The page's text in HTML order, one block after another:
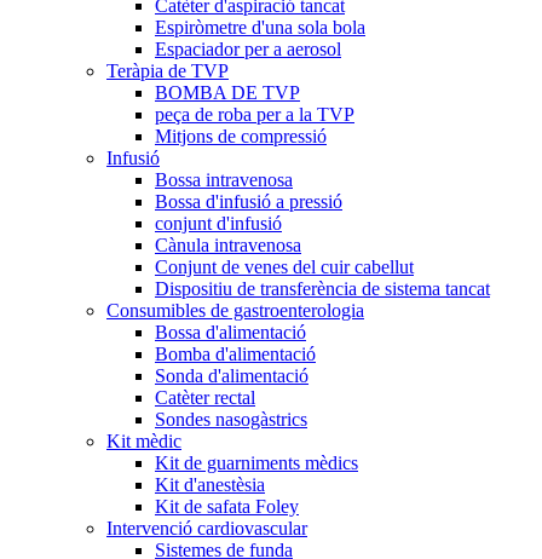
Catèter d'aspiració tancat
Espiròmetre d'una sola bola
Espaciador per a aerosol
Teràpia de TVP
BOMBA DE TVP
peça de roba per a la TVP
Mitjons de compressió
Infusió
Bossa intravenosa
Bossa d'infusió a pressió
conjunt d'infusió
Cànula intravenosa
Conjunt de venes del cuir cabellut
Dispositiu de transferència de sistema tancat
Consumibles de gastroenterologia
Bossa d'alimentació
Bomba d'alimentació
Sonda d'alimentació
Catèter rectal
Sondes nasogàstrics
Kit mèdic
Kit de guarniments mèdics
Kit d'anestèsia
Kit de safata Foley
Intervenció cardiovascular
Sistemes de funda